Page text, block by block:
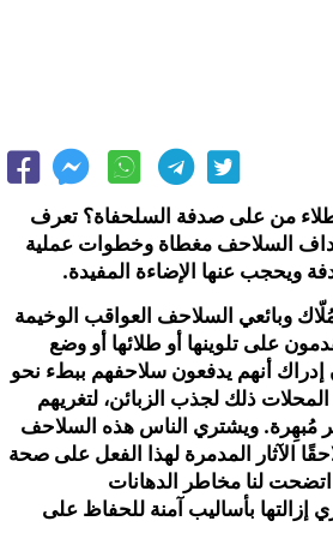
من على صدفة السلحفاة؟ تعرف
السلاحف مغطاة وخطوات عملية
ويحجب عنها الإضاءة المفيدة.
وبائعي السلاحف العواقب الوخيمة
على تلوينها أو طلائها أو وضع
أنهم يدفعون سلاحفهم ببطء نحو
ذلك لجذب الزبائن، لتغريهم
ويشتري الناس هذه السلاحف
الآثار المدمرة لهذا الفعل على صحة
لنا مخاطر الدهانات
بأساليب آمنة للحفاظ على